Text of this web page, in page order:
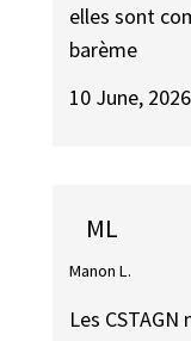
elles sont
barème
10 June,
ML
Manon L.
Les